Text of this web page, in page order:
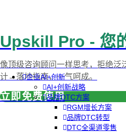
企业AI+创新
AI+创新战略
品牌DTC方案
RGM增长方案
品牌DTC转型
DTC全渠道零售
Upskill Pro - 您
像顶级咨询顾问一样思考，拒绝
计→落地指南，一气呵成。
立即免费使用